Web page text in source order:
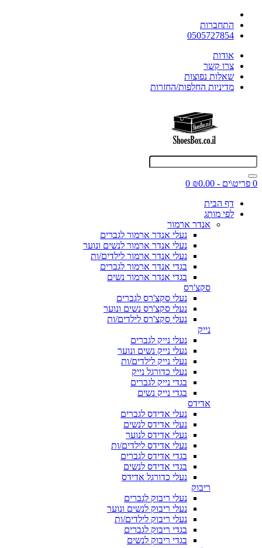
התחברות
0505727854
אודות
צרו קשר
שאלות נפוצות
מדיניות החלפות/החזרות
0 פריט\ים - ₪0.00
0
דף הבית
לפי מותג
אנדר ארמור
נעלי אנדר ארמור לגברים
נעלי אנדר ארמור לנשים ונוער
נעלי אנדר ארמור לילדים/ות
בגדי אנדר ארמור לגברים
בגדי אנדר ארמור נשים
סקצ'רס
נעלי סקצ'רס לגברים
נעלי סקצ'רס נשים ונוער
נעלי סקצ'רס לילדים/ות
נייק
נעלי נייק לגברים
נעלי נייק נשים ונוער
נעלי נייק לילדים/ות
נעלי כדורגל נייק
בגדי נייק לגברים
בגדי נייק נשים
אדידס
נעלי אדידס לגברים
נעלי אדידס לנשים
נעלי אדידס לנוער
נעלי אדידס לילדים/ות
בגדי אדידס לגברים
בגדי אדידס לנשים
נעלי כדורגל אדידס
ריבוק
נעלי ריבוק לגברים
נעלי ריבוק לנשים ונוער
נעלי ריבוק לילדים/ות
בגדי ריבוק לגברים
בגדי ריבוק לנשים